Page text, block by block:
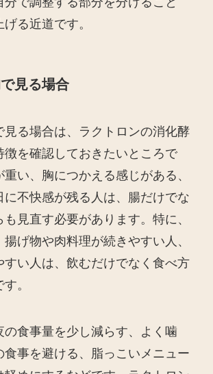
る近道です。
見る場合
見る場合は、ラクトロンの消化酵
徴を確認しておきたいところで
い、胸につかえる感じがある、
に不快感が残る人は、腸だけでな
も見直す必要があります。特に、
げ物や肉料理が続きやすい人、
すい人は、飲むだけでなく食べ方
。
の食事量を少し減らす、よく噛
食事を避ける、脂っこいメニュー